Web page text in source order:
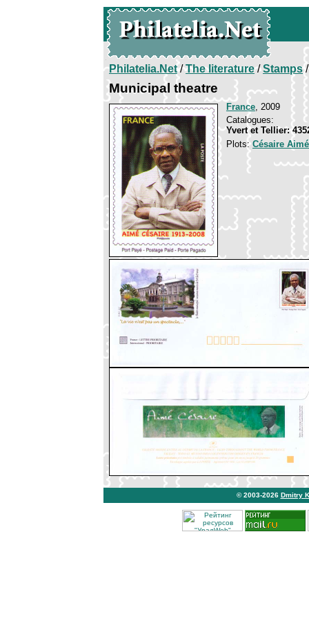
Philatelia.Net/The literature/Stamps/
Municipal theatre
France, 2009
Catalogues:
Yvert et Tellier:
Plots:Césaire Aimé
© 2003-2026 Dmitry